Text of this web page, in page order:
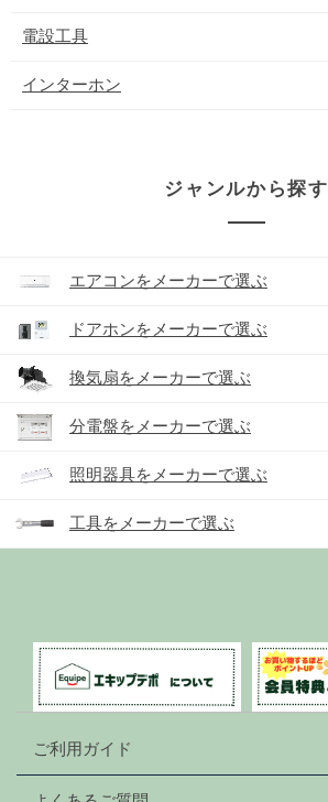
電設工具
インターホン
ジャンルから探す
エアコンをメーカーで選ぶ
ドアホンをメーカーで選ぶ
換気扇をメーカーで選ぶ
分電盤をメーカーで選ぶ
照明器具をメーカーで選ぶ
工具をメーカーで選ぶ
ご利用ガイド